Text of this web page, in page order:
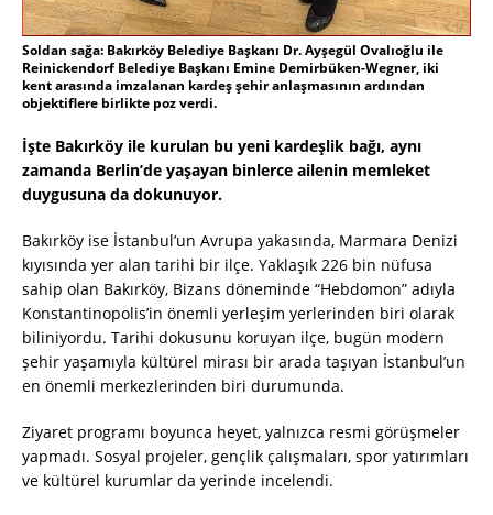
Soldan sağa: Bakırköy Belediye Başkanı Dr. Ayşegül Ovalıoğlu ile
Reinickendorf Belediye Başkanı Emine Demirbüken-Wegner, iki
kent arasında imzalanan kardeş şehir anlaşmasının ardından
objektiflere birlikte poz verdi.
İşte Bakırköy ile kurulan bu yeni kardeşlik bağı, aynı
zamanda Berlin’de yaşayan binlerce ailenin memleket
duygusuna da dokunuyor.
Bakırköy ise İstanbul’un Avrupa yakasında, Marmara Denizi
kıyısında yer alan tarihi bir ilçe. Yaklaşık 226 bin nüfusa
sahip olan Bakırköy, Bizans döneminde “Hebdomon” adıyla
Konstantinopolis’in önemli yerleşim yerlerinden biri olarak
biliniyordu. Tarihi dokusunu koruyan ilçe, bugün modern
şehir yaşamıyla kültürel mirası bir arada taşıyan İstanbul’un
en önemli merkezlerinden biri durumunda.
Ziyaret programı boyunca heyet, yalnızca resmi görüşmeler
yapmadı. Sosyal projeler, gençlik çalışmaları, spor yatırımları
ve kültürel kurumlar da yerinde incelendi.